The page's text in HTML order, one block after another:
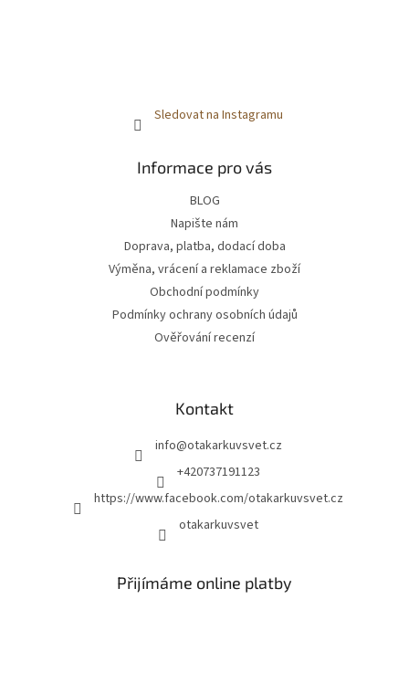
Sledovat na Instagramu
Informace pro vás
BLOG
Napište nám
Doprava, platba, dodací doba
Výměna, vrácení a reklamace zboží
Obchodní podmínky
Podmínky ochrany osobních údajů
Ověřování recenzí
Kontakt
info@otakarkuvsvet.cz
+420737191123
https://www.facebook.com/otakarkuvsvet.cz
otakarkuvsvet
Přijímáme online platby